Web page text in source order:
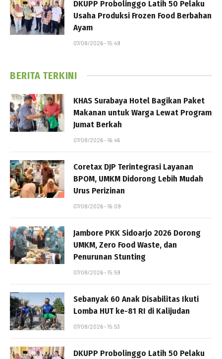
DKUPP Probolinggo Latih 50 Pelaku
Usaha Produksi Frozen Food Berbahan
Ayam
07/08/2026 - 15:49
BERITA TERKINI
KHAS Surabaya Hotel Bagikan Paket
Makanan untuk Warga Lewat Program
Jumat Berkah
07/08/2026 - 16:46
Coretax DJP Terintegrasi Layanan
BPOM, UMKM Didorong Lebih Mudah
Urus Perizinan
07/08/2026 - 16:09
Jambore PKK Sidoarjo 2026 Dorong
UMKM, Zero Food Waste, dan
Penurunan Stunting
07/08/2026 - 15:59
Sebanyak 60 Anak Disabilitas Ikuti
Lomba HUT ke-81 RI di Kalijudan
07/08/2026 - 15:53
DKUPP Probolinggo Latih 50 Pelaku